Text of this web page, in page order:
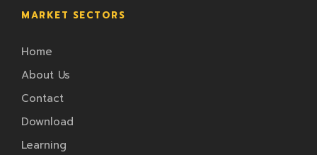
MARKET SECTORS
Home
About Us
Contact
Download
Learning